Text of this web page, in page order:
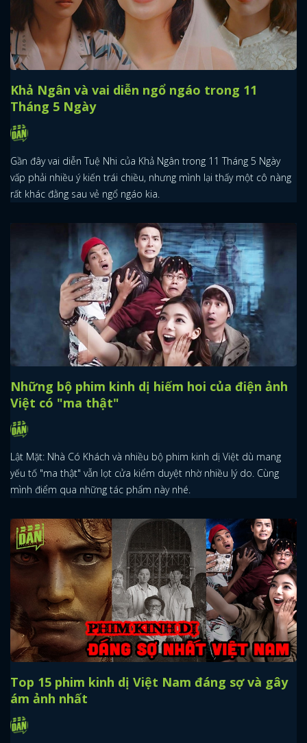
Khả Ngân và vai diễn ngổ ngáo trong 11
Tháng 5 Ngày
Gần đây vai diễn Tuệ Nhi của Khả Ngân trong 11 Tháng 5 Ngày
vấp phải nhiều ý kiến trái chiều, nhưng mình lại thấy một cô nàng
rất khác đằng sau vẻ ngổ ngáo kia.
Những bộ phim kinh dị hiếm hoi của điện ảnh
Việt có "ma thật"
Lật Mặt: Nhà Có Khách và nhiều bộ phim kinh dị Việt dù mang
yếu tố "ma thật" vẫn lọt cửa kiểm duyệt nhờ nhiều lý do. Cùng
mình điểm qua những tác phẩm này nhé.
Top 15 phim kinh dị Việt Nam đáng sợ và gây
ám ảnh nhất